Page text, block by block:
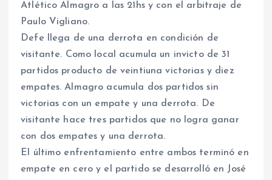
Atlético Almagro a las 21hs y con el arbitraje de
Paulo Vigliano.
Defe llega de una derrota en condición de
visitante. Como local acumula un invicto de 31
partidos producto de veintiuna victorias y diez
empates. Almagro acumula dos partidos sin
victorias con un empate y una derrota. De
visitante hace tres partidos que no logra ganar
con dos empates y una derrota.
El último enfrentamiento entre ambos terminó en
empate en cero y el partido se desarrolló en José